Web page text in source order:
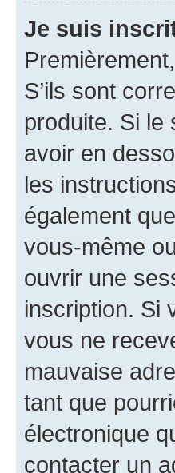
Je suis
S’ils sont
produite. Si le
avoir en
les
également
vous-même
ouvrir une
inscription. Si
vous ne
mauvaise
tant que
électronique
contacter un